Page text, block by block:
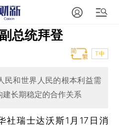
总统拜登
T中
民和世界人民的根本利益需
长期稳定的合作关系
社瑞士达沃斯1月17日消